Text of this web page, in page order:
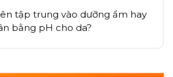
tập trung vào dưỡng ẩm hay
bằng pH cho da?